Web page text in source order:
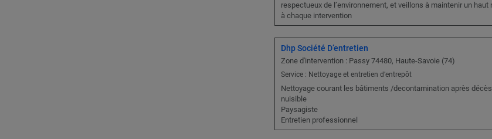
respectueux de l’environnement, et veillons à maintenir un haut
à chaque intervention
Dhp Société D’entretien
Zone d'intervention : Passy 74480, Haute-Savoie (74)
Service : Nettoyage et entretien d’entrepôt
Nettoyage courant les bâtiments /decontamination après
nuisible
Paysagiste
Entretien professionnel